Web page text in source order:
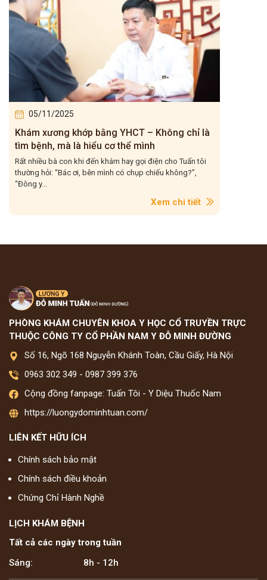
05/11/2025
Khám xương khớp bằng YHCT – Không chỉ là
tìm bệnh, mà là hiểu cơ thể mình
Rất nhiều bà con khi đến khám hay gọi điện cho Tuấn tôi
thường hỏi: “Bác ơi, bên mình có chụp chiếu không?”,
“Đông y...
Xem chi tiết
PHÒNG KHÁM CHUYÊN KHOA Y HỌC CỔ TRUYỀN TRỰC
THUỘC CÔNG TY CỔ PHẦN NAM Y ĐỖ MINH ĐƯỜNG
Số 16, Ngõ 168 Nguyễn Khánh Toàn, Cầu Giấy, Hà Nội
0963 302 349 - 0987 399 376
Cộng đồng fanpage: Tuấn Tôi - Y Diệu Thuốc Nam
https://luongydominhtuan.com/
LIÊN KẾT HỮU ÍCH
Chính sách bảo mật
Chính sách điều khoản
Chứng Chỉ Hành Nghề
LỊCH KHÁM BỆNH
Tất cả các ngày trong tuần
Sáng:
8h - 12h